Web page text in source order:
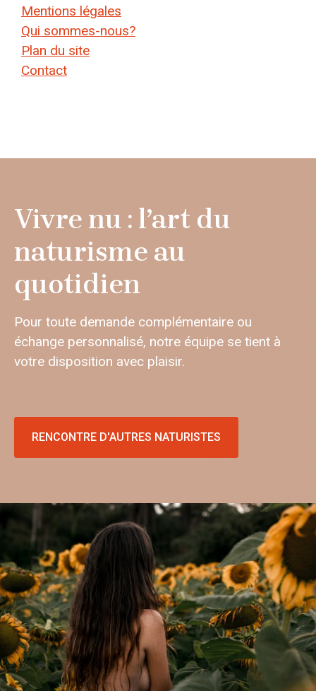
Mentions légales
Qui sommes-nous?
Plan du site
Contact
Vivre nu : l’art du
naturisme au
quotidien
Pour toute demande complémentaire ou
échange personnalisé, notre équipe se tient à
votre disposition avec plaisir.
RENCONTRE D'AUTRES NATURISTES